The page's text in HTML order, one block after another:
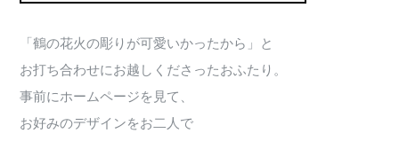
「鶴の花火の彫りが可愛いかったから」と
お打ち合わせにお越しくださったおふたり。
事前にホームページを見て、
お好みのデザインをお二人で